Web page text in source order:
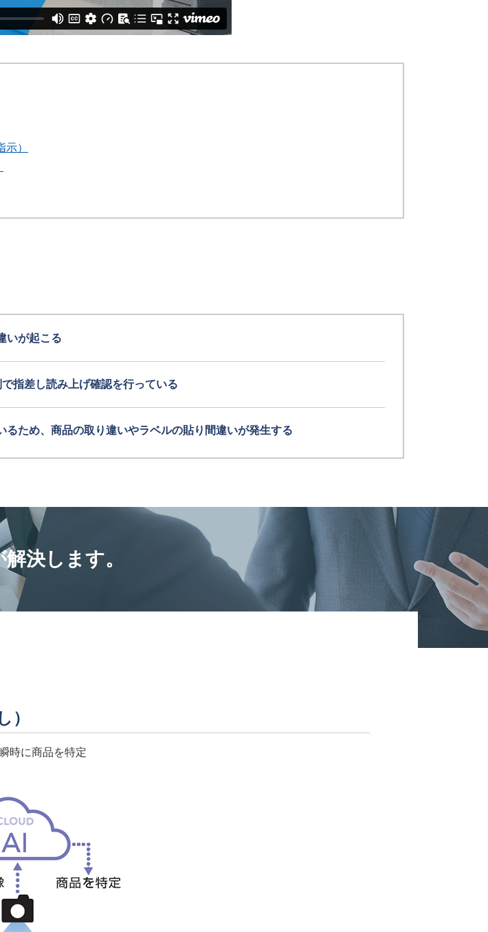
）
いが起こる
指差し読み上げ確認を行っている
ため、商品の取り違いやラベルの貼り間違いが発生する
決します。
）
時に商品を特定